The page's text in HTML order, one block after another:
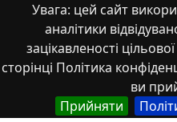
Увага: цей сайт
аналітики
зацікавленості
сторінці Політика
ви
Прийняти